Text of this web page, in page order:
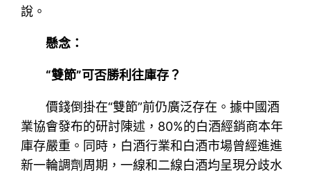
說。
懸念：
“雙節”可否勝利往庫存？
價錢倒掛在“雙節”前仍廣泛存在。據中國酒
業協會發布的研討陳述，80%的白酒經銷商本年
庫存嚴重。同時，白酒行業和白酒市場曾經進進
新一輪調劑周期，一線和二線白酒均呈現分歧水